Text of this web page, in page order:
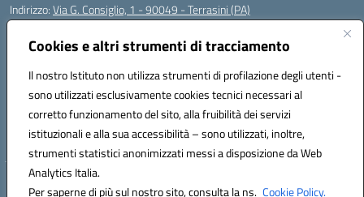
Cookies e altri strumenti di tracciamento
Il nostro Istituto non utilizza strumenti di profilazione degli utenti -
sono utilizzati esclusivamente cookies tecnici necessari al
corretto funzionamento del sito, alla fruibilità dei servizi
istituzionali e alla sua accessibilità – sono utilizzati, inoltre,
strumenti statistici anonimizzati messi a disposizione da Web
Analytics Italia.
Per saperne di più sul nostro sito, consulta la ns. Cookie Policy.
Indirizzo:Via G. Consiglio, 1 - 90049 - Terrasini (PA)
Centralino:
Posta elettronica certificata (PEC):paic88700d@pec.istruzione.it
Codice fiscale: 80025710825
Codice meccanografico:PAIC88700D
Codice Indice delle Pubbliche Amministrazioni (IPA): istsc_paic88700d
Codice unico di fatturazione (CUF): UF7LHF
Hosting & Powered by 3D Solution S.r.l.